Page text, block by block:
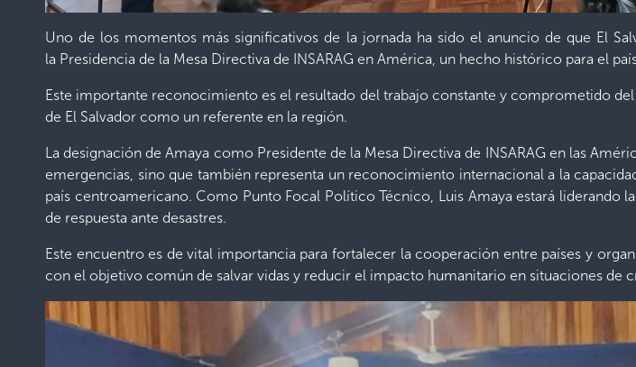
Uno de los momentos más significativos de la jornada ha sido el anuncio de que El
la Presidencia de la Mesa Directiva de INSARAG en América, un hecho histórico para el
Este importante reconocimiento es el resultado del trabajo constante y comprometido
de El Salvador como un referente en la región.
La designación de Amaya como Presidente de la Mesa Directiva de INSARAG en las
emergencias, sino que también representa un reconocimiento internacional a la
país centroamericano. Como Punto Focal Político Técnico, Luis Amaya estará liderando
de respuesta ante desastres.
Este encuentro es de vital importancia para fortalecer la cooperación entre países y
con el objetivo común de salvar vidas y reducir el impacto humanitario en situaciones de